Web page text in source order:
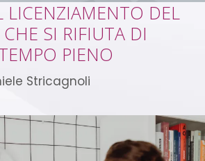
LICENZIAMENTO DEL
SI RIFIUTA DI
PIENO
Stricagnoli